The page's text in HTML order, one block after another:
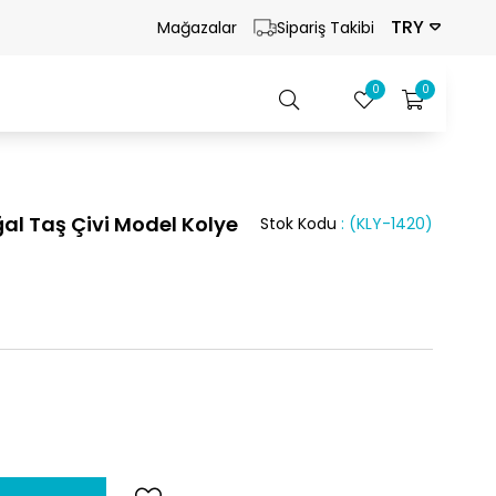
Mağazalar Sipariş Takibi TRY
0
0
Taş Çivi Model Kolye (KLY-1420)
Stok Kodu